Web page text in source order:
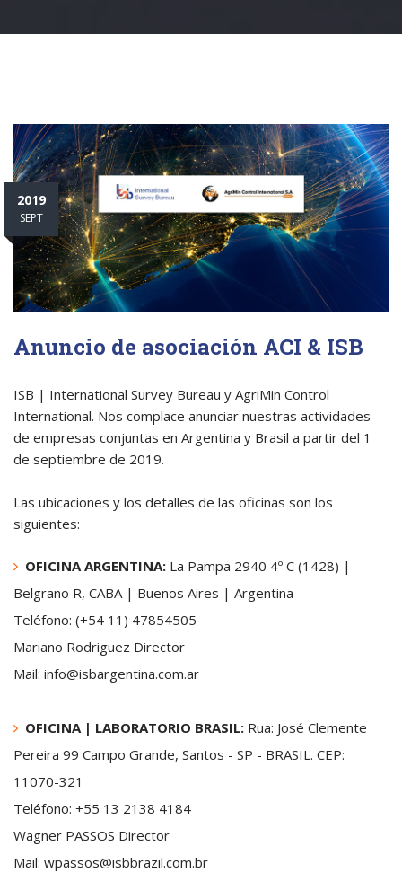
2019
SEPT
Anuncio de asociación ACI & ISB
ISB | International Survey Bureau y AgriMin Control
International. Nos complace anunciar nuestras actividades
de empresas conjuntas en Argentina y Brasil a partir del 1
de septiembre de 2019.
Las ubicaciones y los detalles de las oficinas son los
siguientes:
OFICINA ARGENTINA: La Pampa 2940 4º C (1428) |
Belgrano R, CABA | Buenos Aires | Argentina
Teléfono: (+54 11) 47854505
Mariano Rodriguez Director
Mail: info@isbargentina.com.ar
OFICINA | LABORATORIO BRASIL: Rua: José Clemente
Pereira 99 Campo Grande, Santos - SP - BRASIL. CEP:
11070-321
Teléfono: +55 13 2138 4184
Wagner PASSOS Director
Mail: wpassos@isbbrazil.com.br